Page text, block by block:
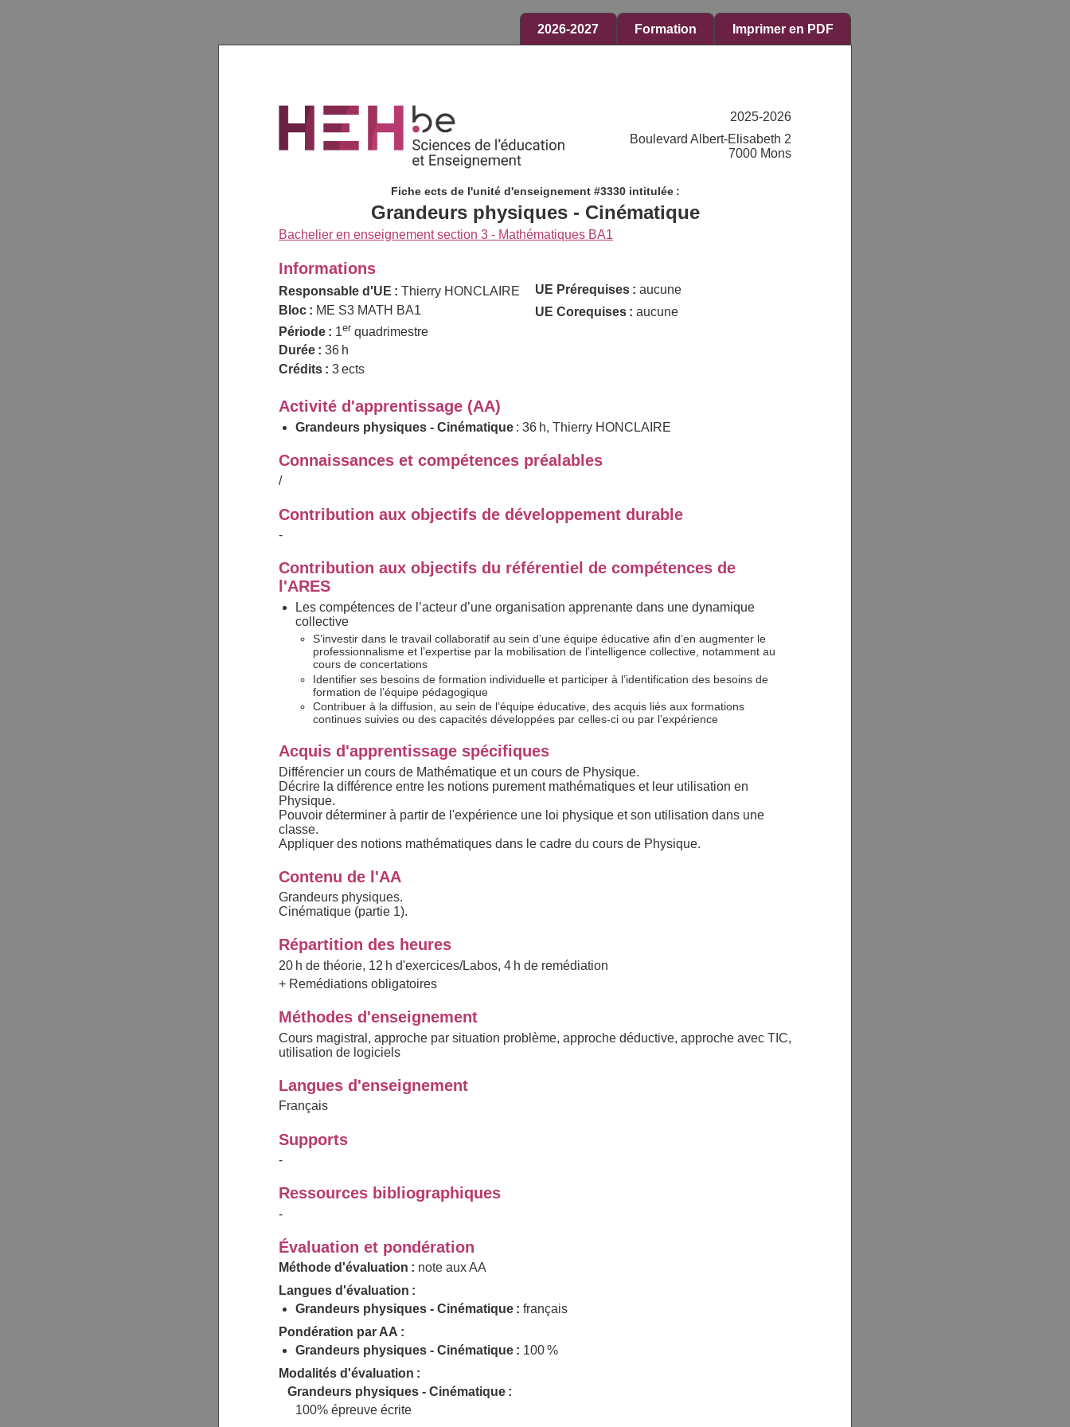
2026-2027 Formation Imprimer en PDF
2025-2026
Boulevard Albert-Elisabeth 2
7000 Mons
Fiche ects de l'unité d'enseignement #3330 intitulée :
Grandeurs physiques - Cinématique
Bachelier en enseignement section 3 - Mathématiques BA1
Informations
Responsable d'UE : Thierry HONCLAIRE
Bloc : ME S3 MATH BA1
Période : 1er quadrimestre
Durée : 36 h
Crédits : 3 ects
UE Prérequises : aucune
UE Corequises : aucune
Activité d'apprentissage (AA)
Grandeurs physiques - Cinématique : 36 h, Thierry HONCLAIRE
Connaissances et compétences préalables
/
Contribution aux objectifs de développement durable
-
Contribution aux objectifs du référentiel de compétences de
l'ARES
Les compétences de l’acteur d’une organisation apprenante dans une dynamique
collective
S’investir dans le travail collaboratif au sein d’une équipe éducative afin d’en augmenter le
professionnalisme et l’expertise par la mobilisation de l’intelligence collective, notamment au
cours de concertations
Identifier ses besoins de formation individuelle et participer à l’identification des besoins de
formation de l’équipe pédagogique
Contribuer à la diffusion, au sein de l’équipe éducative, des acquis liés aux formations
continues suivies ou des capacités développées par celles-ci ou par l’expérience
Acquis d'apprentissage spécifiques
Différencier un cours de Mathématique et un cours de Physique.
Décrire la différence entre les notions purement mathématiques et leur utilisation en
Physique.
Pouvoir déterminer à partir de l'expérience une loi physique et son utilisation dans une
classe.
Appliquer des notions mathématiques dans le cadre du cours de Physique.
Contenu de l'AA
Grandeurs physiques.
Cinématique (partie 1).
Répartition des heures
20 h de théorie, 12 h d'exercices/Labos, 4 h de remédiation
+ Remédiations obligatoires
Méthodes d'enseignement
Cours magistral, approche par situation problème, approche déductive, approche avec TIC,
utilisation de logiciels
Langues d'enseignement
Français
Supports
-
Ressources bibliographiques
-
Évaluation et pondération
Méthode d'évaluation : note aux AA
Langues d'évaluation :
Grandeurs physiques - Cinématique :français
Pondération par AA :
Grandeurs physiques - Cinématique : 100 %
Modalités d'évaluation :
Grandeurs physiques - Cinématique :
100% épreuve écrite